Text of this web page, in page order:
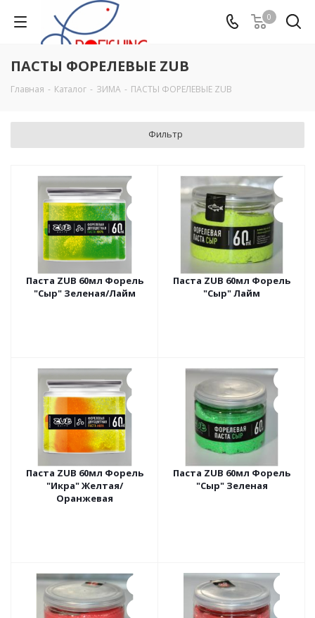
0
ПАСТЫ ФОРЕЛЕВЫЕ ZUB
Главная - Каталог - ЗИМА - ПАСТЫ ФОРЕЛЕВЫЕ ZUB
Фильтр
Паста ZUB 60мл Форель
"Сыр" Зеленая/Лайм
Паста ZUB 60мл Форель
"Сыр" Лайм
Паста ZUB 60мл Форель
"Икра" Желтая/
Оранжевая
Паста ZUB 60мл Форель
"Сыр" Зеленая